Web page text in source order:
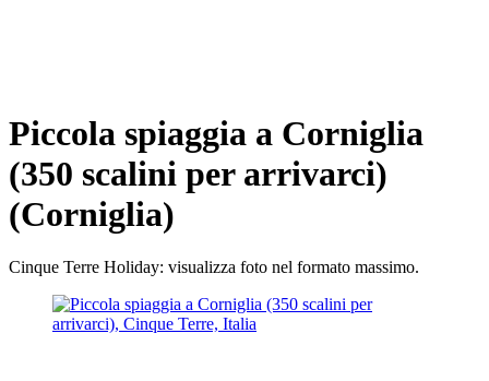
Piccola spiaggia a Corniglia
(350 scalini per arrivarci)
(Corniglia)
Cinque Terre Holiday: visualizza foto nel formato massimo.